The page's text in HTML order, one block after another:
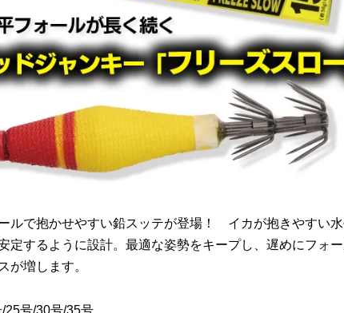
ルで抱かせやすい鉛スッテが登場！ イカが抱きやすい
定するように設計。最適な姿勢をキープし、遅めにフォー
が増します。
25号/30号/35号